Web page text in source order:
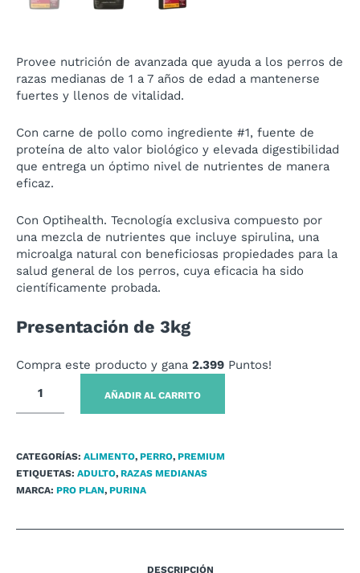
Provee nutrición de avanzada que ayuda a los perros de
razas medianas de 1 a 7 años de edad a mantenerse
fuertes y llenos de vitalidad.
Con carne de pollo como ingrediente #1, fuente de
proteína de alto valor biológico y elevada digestibilidad
que entrega un óptimo nivel de nutrientes de manera
eficaz.
Con Optihealth. Tecnología exclusiva compuesto por
una mezcla de nutrientes que incluye spirulina, una
microalga natural con beneficiosas propiedades para la
salud general de los perros, cuya eficacia ha sido
científicamente probada.
Presentación de 3kg
Compra este producto y gana 2.399 Puntos!
AÑADIR AL CARRITO
CATEGORÍAS: ALIMENTO, PERRO, PREMIUM
ETIQUETAS: ADULTO, RAZAS MEDIANAS
MARCA: PRO PLAN, PURINA
DESCRIPCIÓN